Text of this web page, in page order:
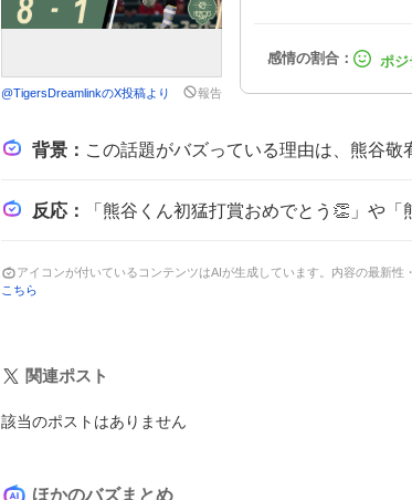
@TigersDreamlinkのX投稿より 報告
背景 ： この話題がバズっている理由は、熊谷敬宥がプロ初の猛打賞という大きな節目を迎えたことと、試合
反応 ： 「熊谷くん初猛打賞おめでとう👏」や「熊谷くんすごすぎた🧸」といった祝福の声が多数。「熊谷くん男前」や「熊谷くんプ
アイコンが付いているコンテンツはAIが生成しています。内容の最新
こちら
関連ポスト
該当のポストはありません
ほかのバズまとめ